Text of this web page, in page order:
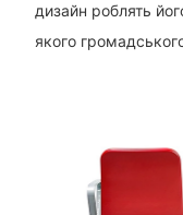
дизайн роблять
якого